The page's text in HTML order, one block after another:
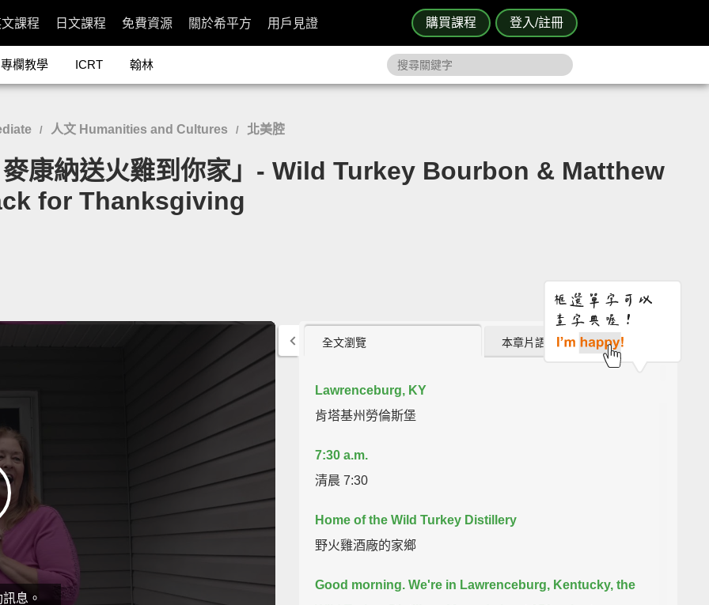
購買課程 登入/註冊
課程 日文課程 免費資源 關於希平方 用戶見證
專欄教學 ICRT 翰林
/ 人文 Humanities and Cultures / 北美腔
康納送火雞到你家」- Wild Turkey Bourbon & Matthew
for Thanksgiving
息。
全文瀏覽 本章片語 (0)
Lawrenceburg, KY
肯塔基州勞倫斯堡
7:30 a.m.
清晨 7:30
Home of the Wild Turkey Distillery
野火雞酒廠的家鄉
Good morning. We're in Lawrenceburg, Kentucky, the